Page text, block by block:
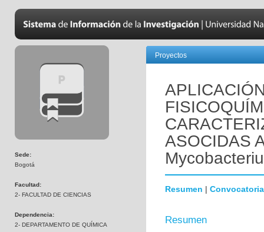
Sede:
Bogotá
Facultad:
2- FACULTAD DE CIENCIAS
Dependencia:
2- DEPARTAMENTO DE QUÍMICA
Proyectos
ASOCIDAS
Resumen | Convocatoria
Resumen